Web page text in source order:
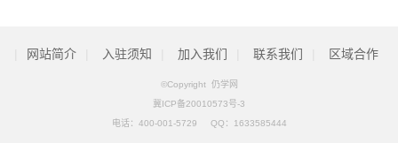
网站简介 入驻须知 加入我们 联系我们 区域合作
©Copyright 仍学网
冀ICP备20010573号-3
电话： 400-001-5729 QQ： 1633585444